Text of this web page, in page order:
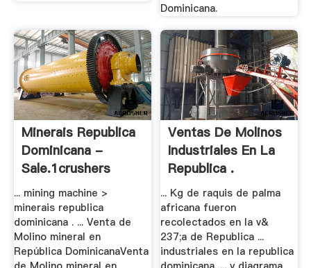
Dominicana.
Minerais Republica
Dominicana -
Sale.1crushers
... mining machine >
minerais republica
dominicana . ... Venta de
Molino mineral en
República DominicanaVenta
Ventas De Molinos
Industriales En La
Republica .
... Kg de raquis de palma
africana fueron
recolectados en la v&
237;a de Republica ...
industriales en la republica